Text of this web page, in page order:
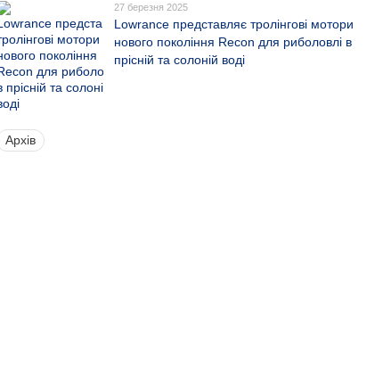
27 березня 2025
Lowrance представляє тролінгові мотори
нового покоління Recon для риболовлі в
прісній та солоній воді
Архів